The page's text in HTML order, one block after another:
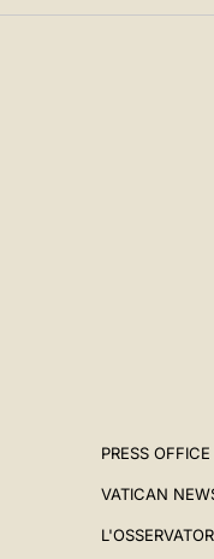
PRESS OFFICE
VATICAN